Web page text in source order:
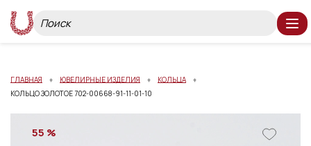
ГЛАВНАЯ ЮВЕЛИРНЫЕ ИЗДЕЛИЯ
КОЛЬЦА
КОЛЬЦО ЗОЛОТОЕ 702-00668-91-11-01-10
55 %